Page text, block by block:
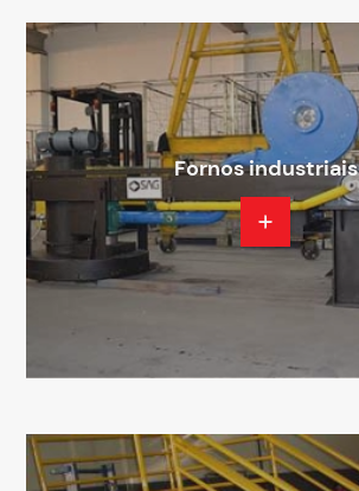
Fornos industriais